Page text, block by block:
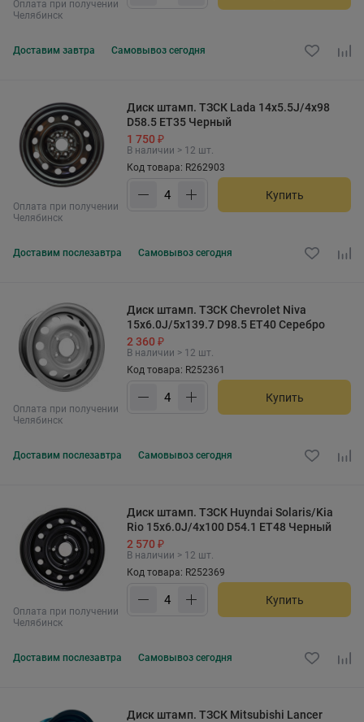
Оплата при получении
Челябинск
Доставим завтра Самовывоз сегодня
Оплата при получении
Челябинск
Диск штамп. ТЗСК Lada 14x5.5J/4x98
D58.5 ET35 Черный
1 750 ₽
В наличии > 12 шт.
Код товара: R262903
Купить
Доставим послезавтра Самовывоз сегодня
Оплата при получении
Челябинск
Диск штамп. ТЗСК Chevrolet Niva
15x6.0J/5x139.7 D98.5 ET40 Серебро
2 360 ₽
В наличии > 12 шт.
Код товара: R252361
Купить
Доставим послезавтра Самовывоз сегодня
Оплата при получении
Челябинск
Диск штамп. ТЗСК Huyndai Solaris/Kia
Rio 15x6.0J/4x100 D54.1 ET48 Черный
2 570 ₽
В наличии > 12 шт.
Код товара: R252369
Купить
Доставим послезавтра Самовывоз сегодня
Диск штамп. ТЗСК Mitsubishi Lancer